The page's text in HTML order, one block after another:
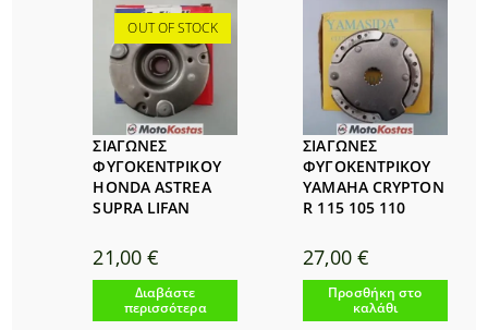
OUT OF STOCK
ΣΙΑΓΩΝΕΣ
ΦΥΓΟΚΕΝΤΡΙΚΟΥ
HONDA ASTREA
SUPRA LIFAN
21,00€
Διαβάστε
περισσότερα
ΣΙΑΓΩΝΕΣ
ΦΥΓΟΚΕΝΤΡΙΚΟΥ
YAMAHA CRYPTON
R 115 105 110
27,00 €
Προσθήκη στο
καλάθι